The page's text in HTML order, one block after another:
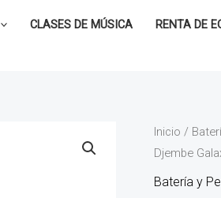
CLASES DE MÚSICA RENTA DE
Inicio /
Djembe
Batería y